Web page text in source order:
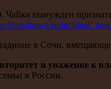
вынужден
rapsinews.ru/
в Сочи,
и уважение к
в России.